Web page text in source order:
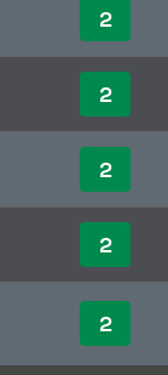
2
2
2
2
2